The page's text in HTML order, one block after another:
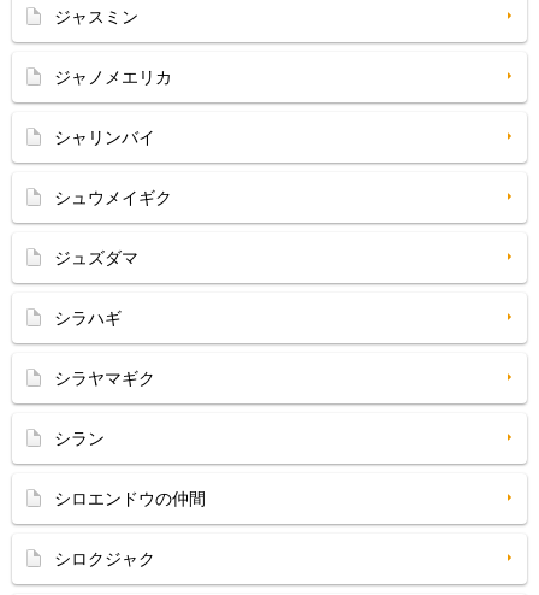
ジャスミン
ジャノメエリカ
シャリンバイ
シュウメイギク
ジュズダマ
シラハギ
シラヤマギク
シラン
シロエンドウの仲間
シロクジャク